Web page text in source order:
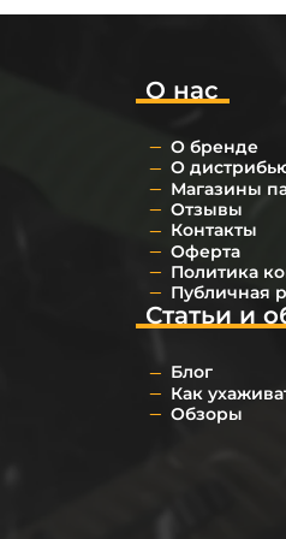
О нас
О бренде
О
Магазины
Отзывы
Контакты
Оферта
Политика
Публичная
Статьи и
Блог
Как
Обзоры